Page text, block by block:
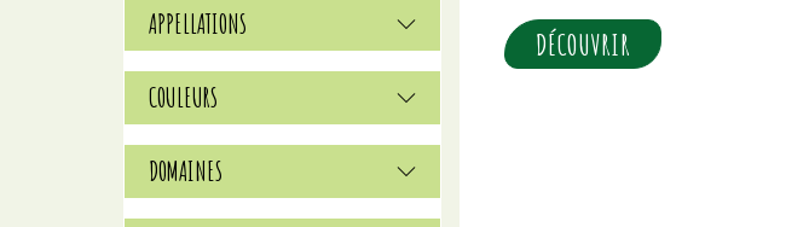
DÉCOUVRIR
APPELLATIONS
COULEURS
DOMAINES